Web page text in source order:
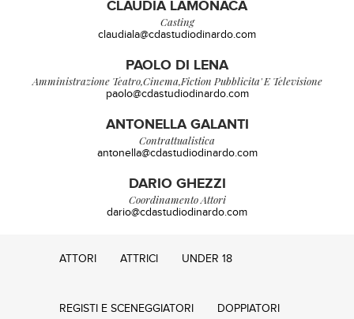
CLAUDIA LAMONACA
Casting
claudiala@cdastudiodinardo.com
PAOLO DI LENA
Amministrazione Teatro,cinema,fiction Pubblicita' E Televisione
paolo@cdastudiodinardo.com
ANTONELLA GALANTI
Contrattualistica
antonella@cdastudiodinardo.com
DARIO GHEZZI
Coordinamento Attori
dario@cdastudiodinardo.com
ATTORI ATTRICI UNDER 18
REGISTI E SCENEGGIATORI DOPPIATORI